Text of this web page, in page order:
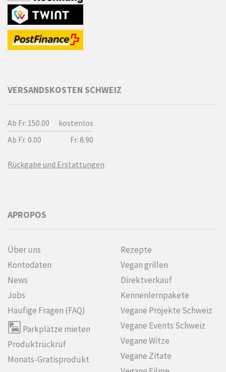
VERSANDSKOSTEN SCHWEIZ
Ab Fr. 150.00
kostenlos
Ab Fr. 0.00
Fr. 8.90
Rückgabe und Erstattungen
APROPOS
Über uns
Kontodaten
News
Jobs
Häufige Fragen (FAQ)
Parkplätze mieten
Produktrückruf
Monats-Gratisprodukt
Rezepte
Vegan grillen
Direktverkauf
Kennenlern­pakete
Vegane Projekte Schweiz
Vegane Events Schweiz
Vegane Witze
Vegane Zitate